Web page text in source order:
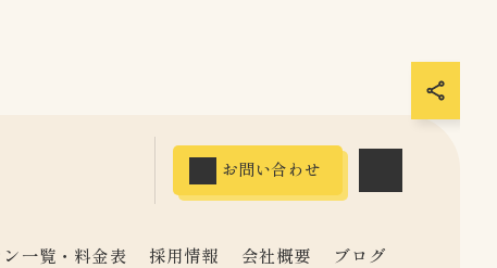
お問い合わせ
ン一覧・料金表 採用情報 会社概要
ブログ